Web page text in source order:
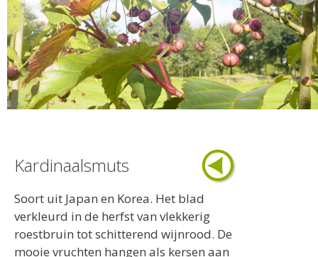
Kardinaalsmuts
Soort uit Japan en Korea. Het blad
verkleurd in de herfst van vlekkerig
roestbruin tot schitterend wijnrood. De
mooie vruchten hangen als kersen aan